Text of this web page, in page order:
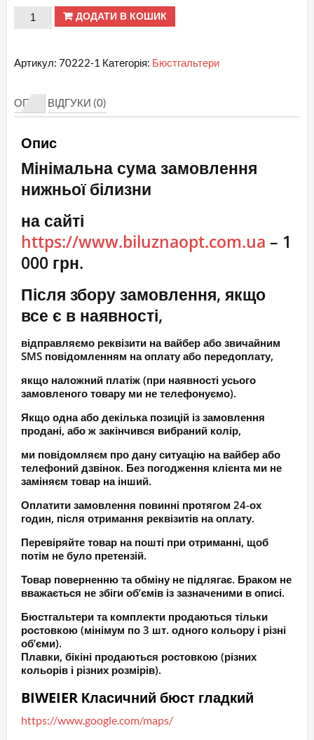
Класичний
гладкий
кількість
ДОДАТИ В КОШИК
Артикул: 70222-1 Категорія: Бюстгальтери
ОПИС ВІДГУКИ (0)
Опис
Мінімальна сума замовлення
нижньої білизни
на сайті
https://www.biluznaopt.com.ua – 1
000 грн.
Після збору замовлення, якщо
все є в наявності,
відправляємо реквізити на вайбер або звичайним
SMS повідомленням на оплату або передоплату,
якщо наложний платіж (при наявності усього
замовленого товару ми не телефонуємо).
Якщо одна або декілька позицій із замовлення
продані, або ж закінчився вибраний колір,
ми повідомляєм про дану ситуацію на вайбер або
телефоний дзвінок. Без погодження клієнта ми не
заміняєм товар на інший.
Оплатити замовлення повинні протягом 24-ох
годин, після отримання реквізитів на оплату.
Перевіряйте товар на пошті при отриманні, щоб
потім не було претензій.
Товар поверненню та обміну не підлягає. Браком не
вважається не збіги об’ємів із зазначеними в описі.
Бюстгальтери та комплекти продаються тільки
ростовкою (мінімум по 3 шт. одного кольору і різні
об’єми).
Плавки, бікіні продаються ростовкою (різних
кольорів і різних розмірів).
BIWEIER Класичний бюст гладкий
https://www.google.com/maps/